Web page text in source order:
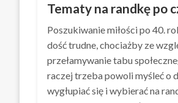
Tematy na randkę po
Poszukiwanie miłości po 40.
dość trudne, chociażby ze
przełamywanie tabu
raczej trzeba powoli myśleć o
wygłupiać się i wybierać na